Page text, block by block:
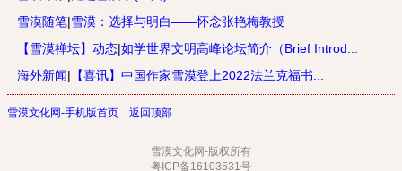
雪漠随笔|雪漠：选择与明白——怀念张艳梅教授
【雪漠禅坛】动态|如学世界文明高峰论坛简介（Brief Introd...
海外新闻| 【喜讯】中国作家雪漠登上2022法兰克福书...
雪漠文化网-手机版首页 返回顶部
雪漠文化网-版权所有
粤ICP备16103531号